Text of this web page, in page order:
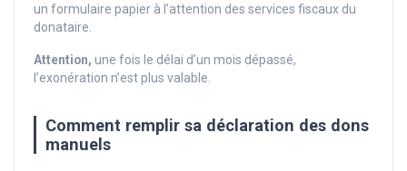
un formulaire papier à l’attention des services fiscaux du
donataire.
Attention,une fois le délai d’un mois dépassé,
l’exonération n’est plus valable.
Comment remplir sa déclaration des dons
manuels